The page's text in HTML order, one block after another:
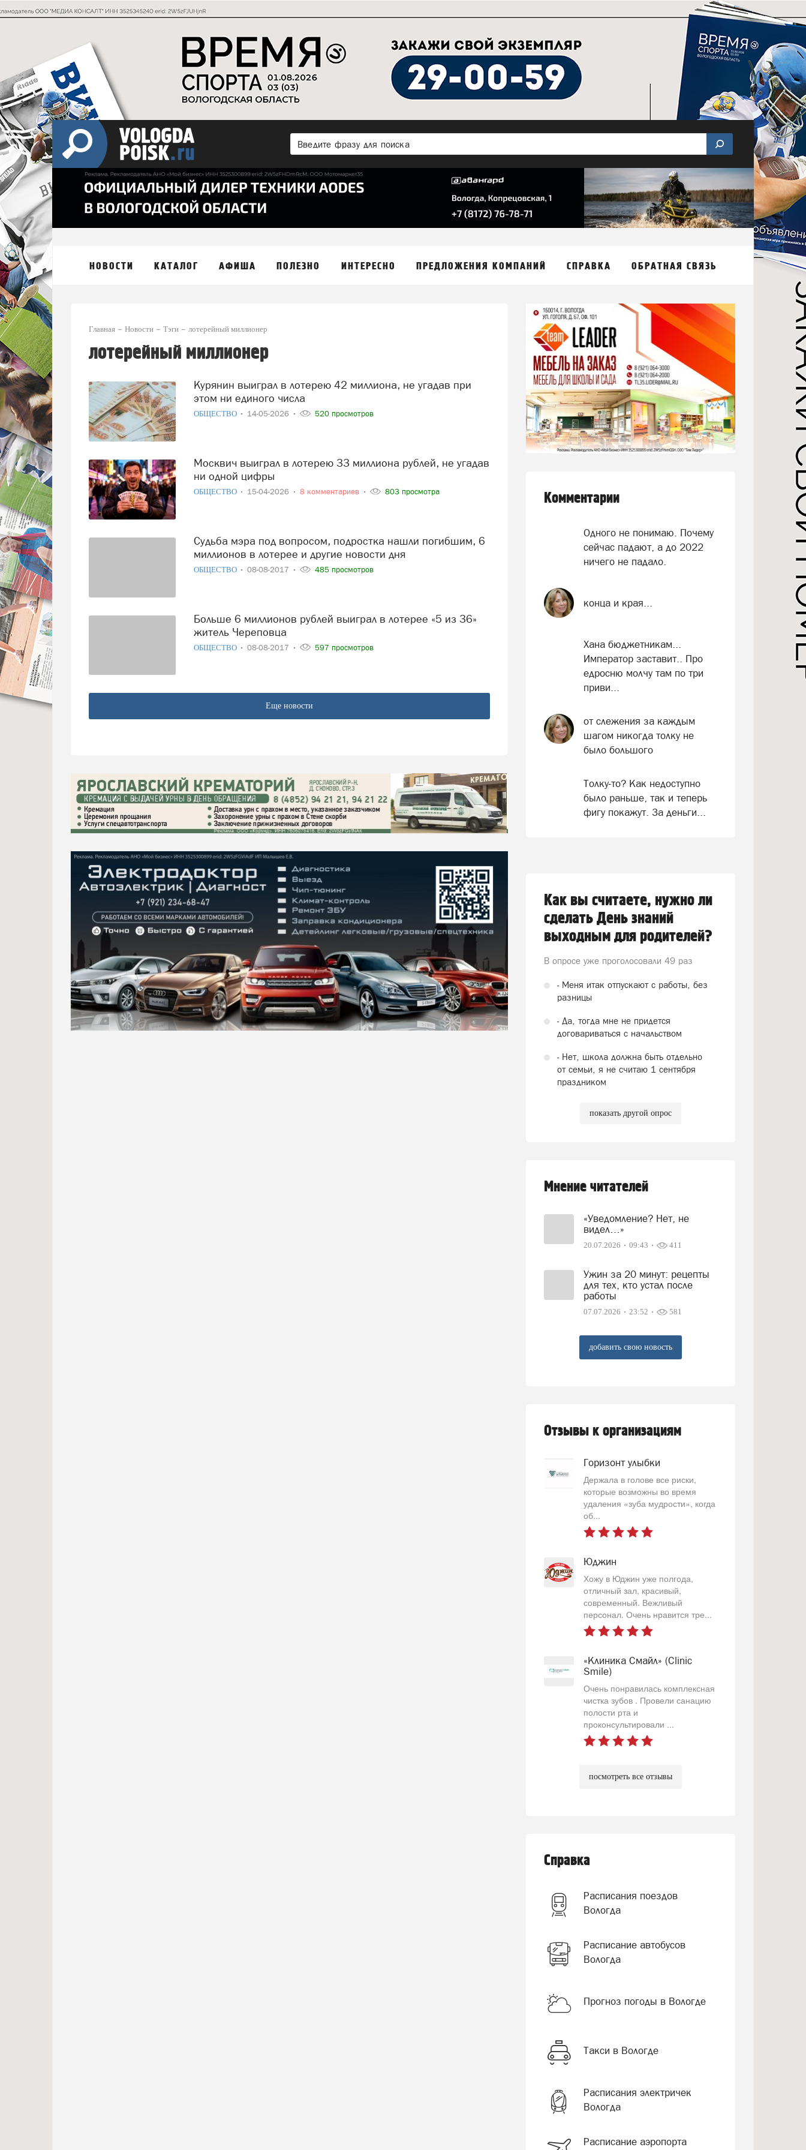
НОВОСТИ КАТАЛОГ АФИША ПОЛЕЗНО ИНТЕРЕСНО ПРЕДЛОЖЕНИЯ КОМПАНИЙ СПРАВКА ОБРАТНАЯ СВЯЗЬ
Главная Новости Тэги лотерейный миллионер
лотерейный миллионер
Курянин выиграл в лотерею 42 миллиона, не угадав при
этом ни единого числа
ОБЩЕСТВО 14-05-2026 520 просмотров
Москвич выиграл в лотерею 33 миллиона рублей, не угадав
ни одной цифры
ОБЩЕСТВО 15-04-2026 8 комментариев 803 просмотра
Судьба мэра под вопросом, подростка нашли погибшим, 6
миллионов в лотерее и другие новости дня
ОБЩЕСТВО 08-08-2017 485 просмотров
Больше 6 миллионов рублей выиграл в лотерее «5 из 36»
житель Череповца
ОБЩЕСТВО 08-08-2017 597 просмотров
Еще новости
Комментарии
Одного не понимаю. Почему
сейчас падают, а до 2022
ничего не падало.
конца и края...
Хана бюджетникам...
Император заставит.. Про
едросню молчу там по три
приви...
от слежения за каждым
шагом никогда толку не
было большого
Толку-то? Как недоступно
было раньше, так и теперь
фигу покажут. За деньги...
Как вы считаете, нужно ли
сделать День знаний
выходным для родителей?
В опросе уже проголосовали 49 раз
- Меня итак отпускают с работы, без
разницы
- Да, тогда мне не придется
договариваться с начальством
- Нет, школа должна быть отдельно
от семьи, я не считаю 1 сентября
праздником
показать другой опрос
Мнение читателей
«Уведомление? Нет, не
видел…»
20.07.2026 09:43 411
Ужин за 20 минут: рецепты
для тех, кто устал после
работы
07.07.2026 23:52 581
добавить свою новость
Отзывы к организациям
Горизонт улыбки
Держала в голове все риски,
которые возможны во время
удаления «зуба мудрости», когда
об...
Юджин
Хожу в Юджин уже полгода,
отличный зал, красивый,
современный. Вежливый
персонал. Очень нравится тре...
«Клиника Смайл» (Clinic
Smile)
Очень понравилась комплексная
чистка зубов . Провели санацию
полости рта и
проконсультировали ...
посмотреть все отзывы
Справка
Расписания поездов
Вологда
Расписание автобусов
Вологда
Прогноз погоды в Вологде
Такси в Вологде
Расписания электричек
Вологда
Расписание аэропорта